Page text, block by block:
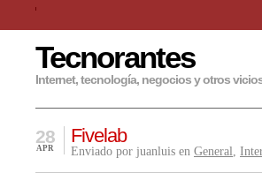
Tecnorantes
Internet, tecnología, negocios y otros
Fivelab
28
APR Enviado por juanluis en General,